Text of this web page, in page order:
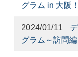
グラム in 大阪！
2024/01/11
グラム～訪問編